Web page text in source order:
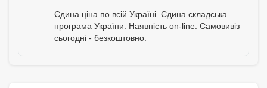
Єдина ціна по всій Україні. Єдина складська
програма України. Наявність on-line. Самовивіз
сьогодні - безкоштовно.